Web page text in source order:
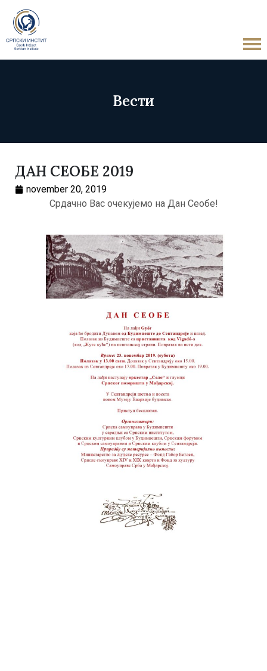
Вести
ДАН СЕОБЕ 2019
november 20, 2019
Срдачно Вас очекујемо на Дан Сеобе!